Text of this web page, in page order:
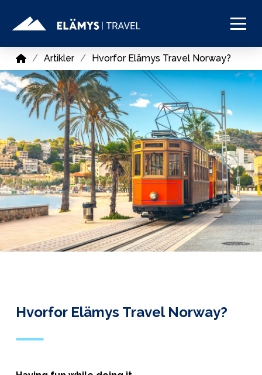
Home
/ Artikler / Hvorfor Elämys Travel Norway?
Hvorfor Elämys Travel Norway?